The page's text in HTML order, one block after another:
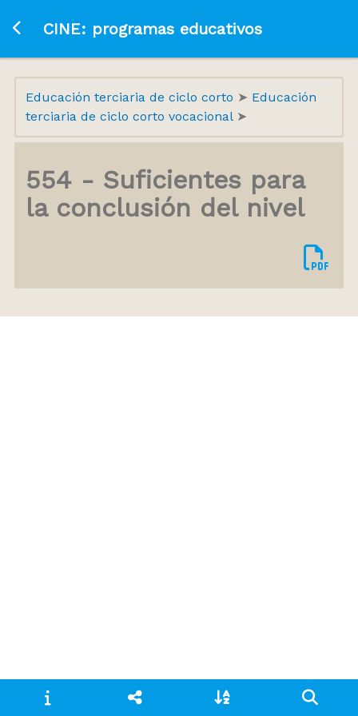
Ir a la página principal
CINE: programas educativos
Educación terciaria de ciclo corto
Educación
terciaria de ciclo corto vocacional
554 - Suficientes para
la conclusión del nivel